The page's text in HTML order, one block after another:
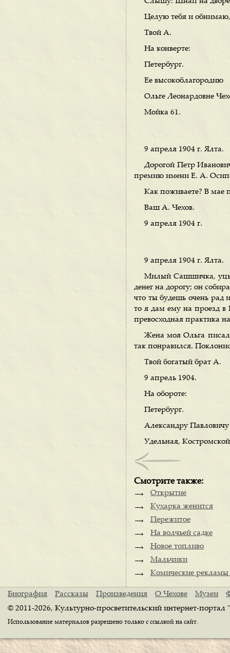
Целую тебя и
Твой А.
На конверте:
Петербург.
Ее высокоблагородию
Ольге Леонардовне
Мойка 61.
9 апреля 1904 г. Ялта.
Дорогой Петр
премию имени Е. А.
Как поживаете? В мае
Ваш А. Чехов.
9 апреля 1904 г.
9 апреля 1904 г. Ялта.
Милый Сашшичка,
денег на дорогу; он
что ты будешь очень рад
то я дам ему на проезд в
превосходная практика
Жена моя Ольга
так понравился.
Твой богатый брат А.
9 апрель 1904.
На обороте:
Петербург.
Александру Павловичу
Удельная,
Смотрите также:
Открытие
Кухарка женится
Пережитое
На волчьей садке
Новое топливо
Мальчики
Комические рекламы
Биография Рассказы Произведения О Чехове Музеи
© 2011-2026, Культурно-просветительский интернет-
Использование материалов разрешено только с ссылкой на сайт.